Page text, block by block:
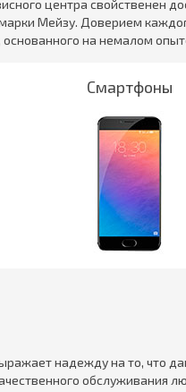
центра свойственен
Мейзу. Доверием
основанного на немалом
Смартфоны
Подробнее
надежду на то, что
обслуживания